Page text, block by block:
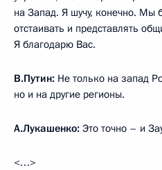
на Запад. Я шучу, конечно. Мы
отстаивать и представлять
Я благодарю Вас.
В.Путин: Не только на запад
но и на другие регионы.
А.Лукашенко: Это точно – и
<…>